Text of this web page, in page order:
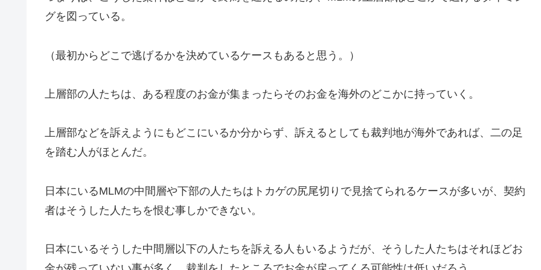
グを図っている。
（最初からどこで逃げるかを決めているケースもあると思う。）
上層部の人たちは、ある程度のお金が集まったらそのお金を海外のどこかに持っていく。
上層部などを訴えようにもどこにいるか分からず、訴えるとしても裁判地が海外であれば、二の足
を踏む人がほとんだ。
日本にいるMLMの中間層や下部の人たちはトカゲの尻尾切りで見捨てられるケースが多いが、契約
者はそうした人たちを恨む事しかできない。
日本にいるそうした中間層以下の人たちを訴える人もいるようだが、そうした人たちはそれほどお